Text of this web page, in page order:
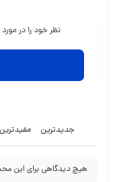
جدیدترین مفیدترین
هیچ دیدگاهی برای این
نظر خود را در